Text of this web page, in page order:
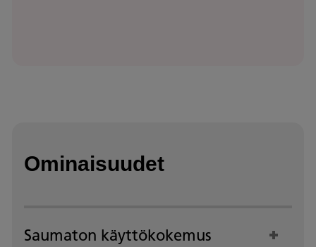
Ominaisuudet
Saumaton käyttökokemus